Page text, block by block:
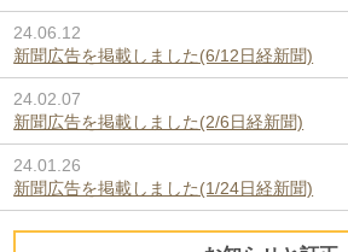
24.06.12
新聞広告を掲載しました(6/12日経新聞)
24.02.07
新聞広告を掲載しました(2/6日経新聞)
24.01.26
新聞広告を掲載しました(1/24日経新聞)